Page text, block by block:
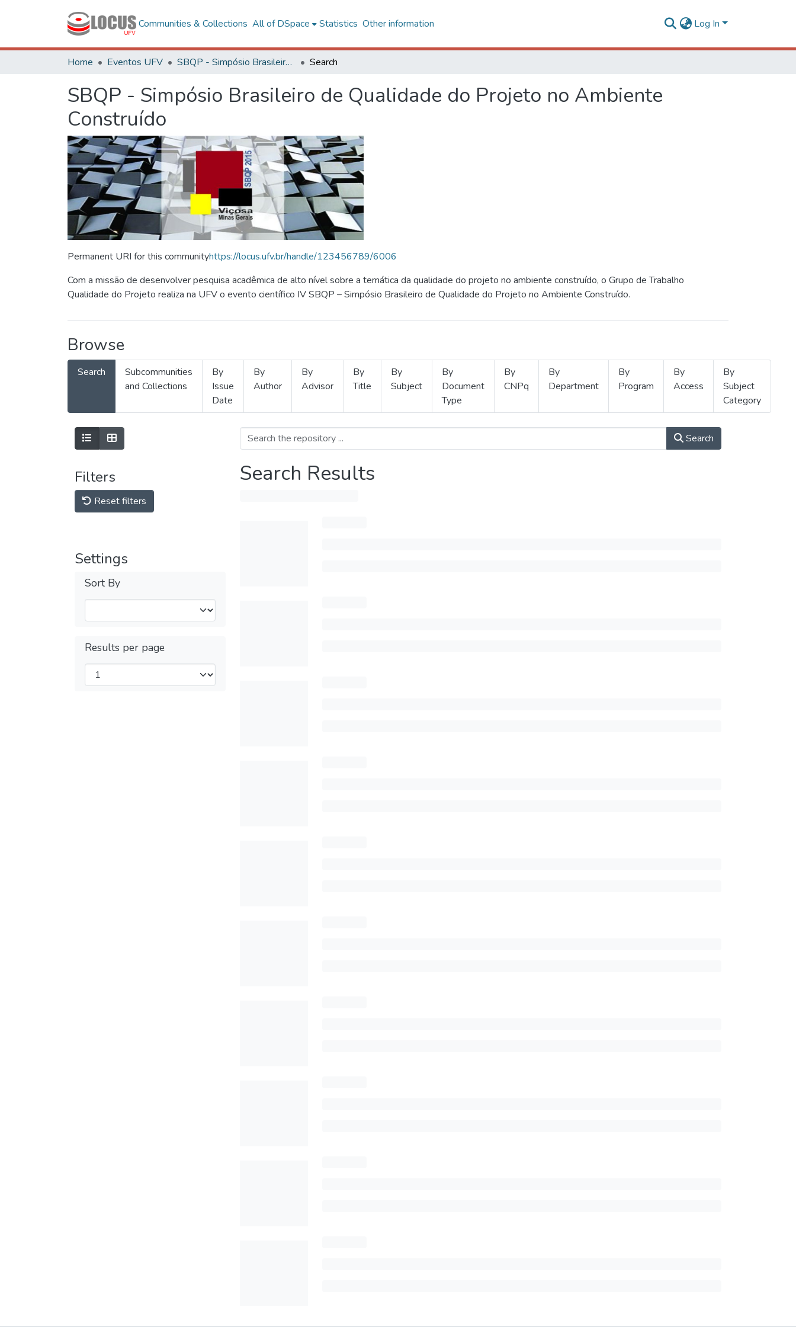
Communities & Collections All of DSpace Statistics Other information Log In
Home Eventos UFV SBQP - Simpósio Brasileiro de Qualidade do Projeto no Ambiente Construído Search
SBQP - Simpósio Brasileiro de Qualidade do Projeto no Ambiente
Construído
Permanent URI for this communityhttps://locus.ufv.br/handle/123456789/6006
Com a missão de desenvolver pesquisa acadêmica de alto nível sobre a temática da qualidade do projeto no ambiente construído, o Grupo de Trabalho
Qualidade do Projeto realiza na UFV o evento científico IV SBQP – Simpósio Brasileiro de Qualidade do Projeto no Ambiente Construído.
Browse
Search
Subcommunities
and Collections
By
Issue
Date
By
Author
By
Advisor
By
Title
By
Subject
By
Document
Type
By
CNPq
By
Department
By
Program
By
Access
By
Subject
Category
Filters
Reset filters
Settings
Sort By
Results per page
Search
Search Results